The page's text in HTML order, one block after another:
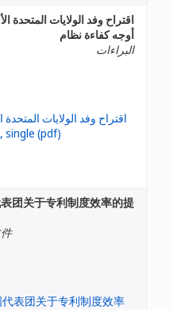
اقتراح وفد الولايات المتحدة
أوجه كفاءة نظام
البراءات
团关于专利制度效率的提